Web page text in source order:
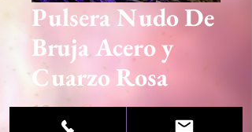
Pulsera Nudo De
Bruja Acero y
Cuarzo Rosa
12,00 €Precio